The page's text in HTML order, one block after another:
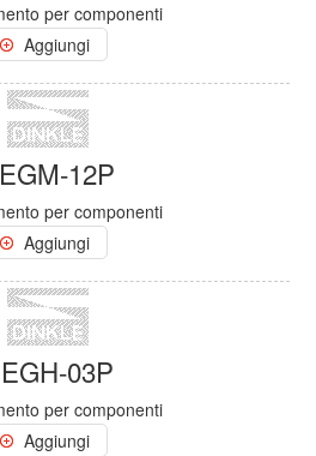
per componenti
Aggiungi
12P
per componenti
Aggiungi
03P
per componenti
Aggiungi